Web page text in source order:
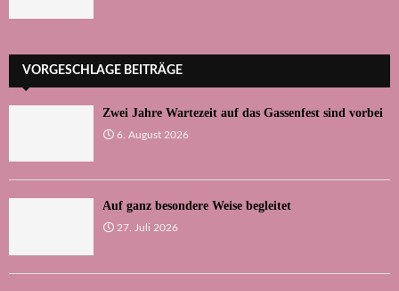
VORGESCHLAGE BEITRÄGE
Zwei Jahre Wartezeit auf das Gassenfest sind vorbei
6. August 2026
Auf ganz besondere Weise begleitet
27. Juli 2026